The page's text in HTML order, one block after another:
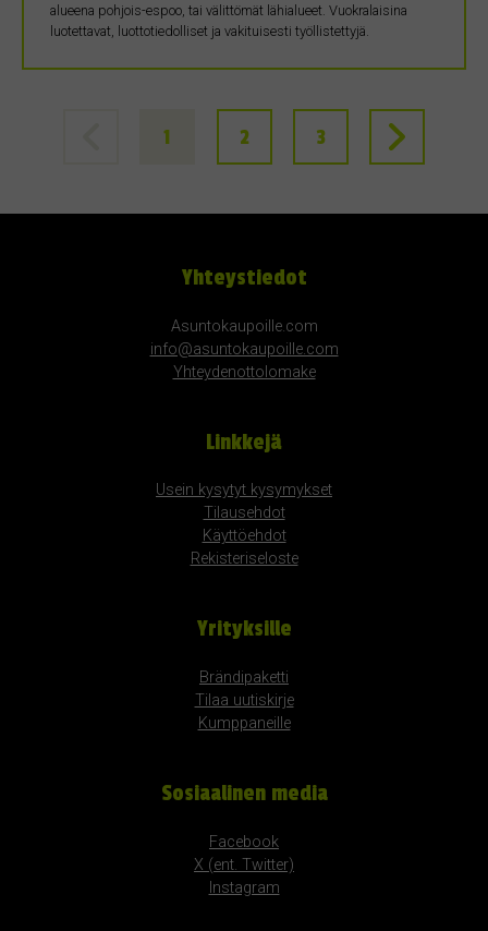
alueena pohjois-espoo, tai välittömät lähialueet. Vuokralaisina
luotettavat, luottotiedolliset ja vakituisesti työllistettyjä.
1 2 3
Yhteystiedot
Asuntokaupoille.com
info@asuntokaupoille.com
Yhteydenottolomake
Linkkejä
Usein kysytyt kysymykset
Tilausehdot
Käyttöehdot
Rekisteriseloste
Yrityksille
Brändipaketti
Tilaa uutiskirje
Kumppaneille
Sosiaalinen media
Facebook
X (ent. Twitter)
Instagram